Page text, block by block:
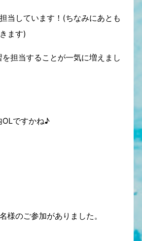
当しています！(ちなみにあとも
ます)
担当することが一気に増えまし
OLですかね♪
様のご参加がありました。